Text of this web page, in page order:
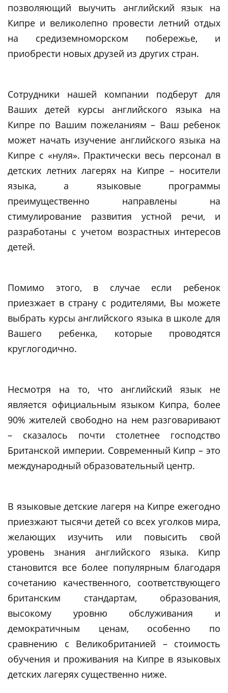
позволяющий выучить английский язык на
Кипре и великолепно провести летний отдых
на средиземноморском побережье, и
приобрести новых друзей из других стран.
Сотрудники нашей компании подберут для
Ваших детей курсы английского языка на
Кипре по Вашим пожеланиям – Ваш ребенок
может начать изучение английского языка на
Кипре с «нуля». Практически весь персонал в
детских летних лагерях на Кипре – носители
языка, а языковые программы
преимущественно направлены на
стимулирование развития устной речи, и
разработаны с учетом возрастных интересов
детей.
Помимо этого, в случае если ребенок
приезжает в страну с родителями, Вы можете
выбрать курсы английского языка в школе для
Вашего ребенка, которые проводятся
круглогодично.
Несмотря на то, что английский язык не
является официальным языком Кипра, более
90% жителей свободно на нем разговаривают
– сказалось почти столетнее господство
Британской империи. Современный Кипр – это
международный образовательный центр.
В языковые детские лагеря на Кипре ежегодно
приезжают тысячи детей со всех уголков мира,
желающих изучить или повысить свой
уровень знания английского языка. Кипр
становится все более популярным благодаря
сочетанию качественного, соответствующего
британским стандартам, образования,
высокому уровню обслуживания и
демократичным ценам, особенно по
сравнению с Великобританией – стоимость
обучения и проживания на Кипре в языковых
детских лагерях существенно ниже.